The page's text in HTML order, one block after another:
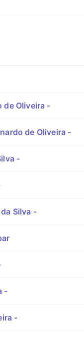
de Oliveira -
de Oliveira -
-
Silva -
-
-